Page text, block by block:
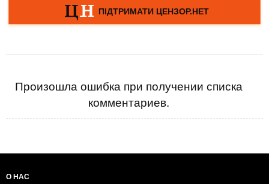
Произошла ошибка при получении списка
комментариев.
О НАС